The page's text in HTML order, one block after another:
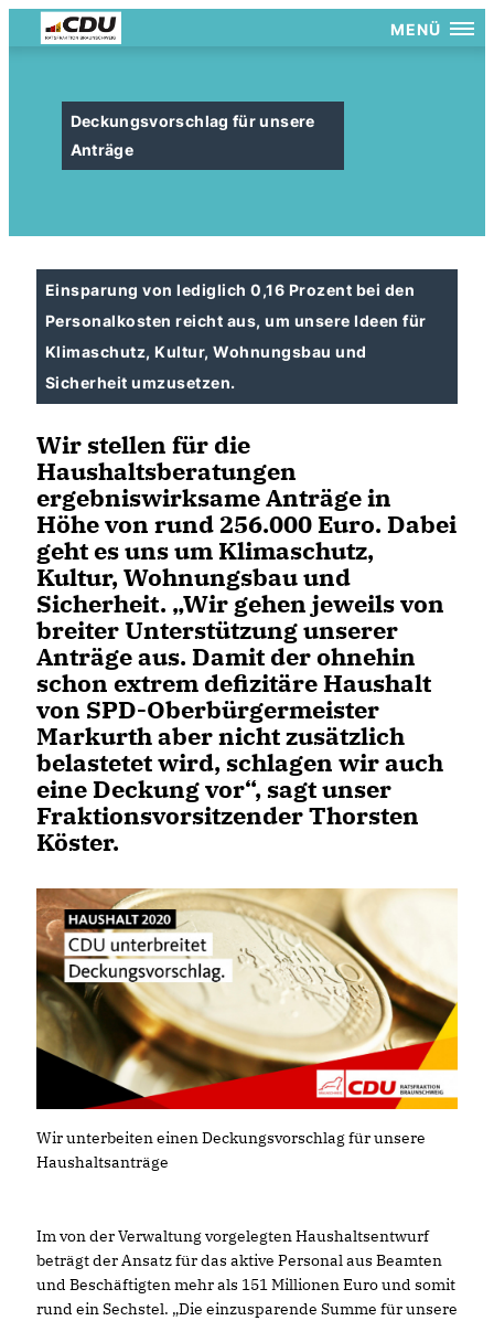
MENÜ
Deckungsvorschlag für unsere
Anträge
Einsparung von lediglich 0,16 Prozent bei den
Personalkosten reicht aus, um unsere Ideen für
Klimaschutz, Kultur, Wohnungsbau und
Sicherheit umzusetzen.
Wir stellen für die
Haushaltsberatungen
ergebniswirksame Anträge in
Höhe von rund 256.000 Euro. Dabei
geht es uns um Klimaschutz,
Kultur, Wohnungsbau und
Sicherheit. „Wir gehen jeweils von
breiter Unterstützung unserer
Anträge aus. Damit der ohnehin
schon extrem defizitäre Haushalt
von SPD-Oberbürgermeister
Markurth aber nicht zusätzlich
belastetet wird, schlagen wir auch
eine Deckung vor“, sagt unser
Fraktionsvorsitzender Thorsten
Köster.
Wir unterbeiten einen Deckungsvorschlag für unsere
Haushaltsanträge
Im von der Verwaltung vorgelegten Haushaltsentwurf
beträgt der Ansatz für das aktive Personal aus Beamten
und Beschäftigten mehr als 151 Millionen Euro und somit
rund ein Sechstel. „Die einzusparende Summe für unsere